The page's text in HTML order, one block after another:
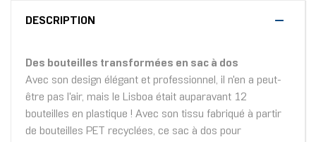
DESCRIPTION
Des bouteilles transformées en sac à dos
Avec son design élégant et professionnel, il n'en a peut-
être pas l'air, mais le Lisboa était auparavant 12
bouteilles en plastique ! Avec son tissu fabriqué à partir
de bouteilles PET recyclées, ce sac à dos pour